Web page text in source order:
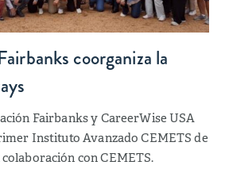
coorganiza la
Fairbanks y CareerWise USA
Instituto Avanzado CEMETS de
con CEMETS.